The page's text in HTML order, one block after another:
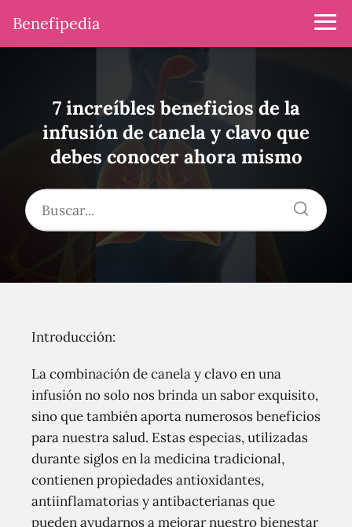
Benefipedia
7 increíbles beneficios de la
infusión de canela y clavo que
debes conocer ahora mismo
Introducción:
La combinación de canela y clavo en una
infusión no solo nos brinda un sabor exquisito,
sino que también aporta numerosos beneficios
para nuestra salud. Estas especias, utilizadas
durante siglos en la medicina tradicional,
contienen propiedades antioxidantes,
antiinflamatorias y antibacterianas que
pueden ayudarnos a mejorar nuestro bienestar